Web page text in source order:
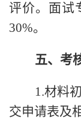
评价。面试
30%。
五、考
1.材料
交申请表及